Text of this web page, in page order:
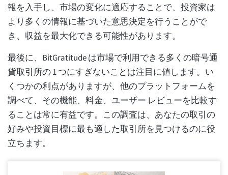
報を入手し、市場の変化に適応することで、投資家は
より多くの情報に基づいた意思決定を行うことがで
き、収益を最大化できる可能性があります。
最後に、BitGratitude は市場で利用できる多くの暗号通
貨取引所の 1 つにすぎないことは注目に値します。い
くつかの利点がありますが、他のプラットフォームを
調べて、その機能、料金、ユーザー レビューを比較す
ることは常に有益です。この調査は、あなたの取引の
好みや投資目標に最も適した取引所を見つけるのに役
立ちます。